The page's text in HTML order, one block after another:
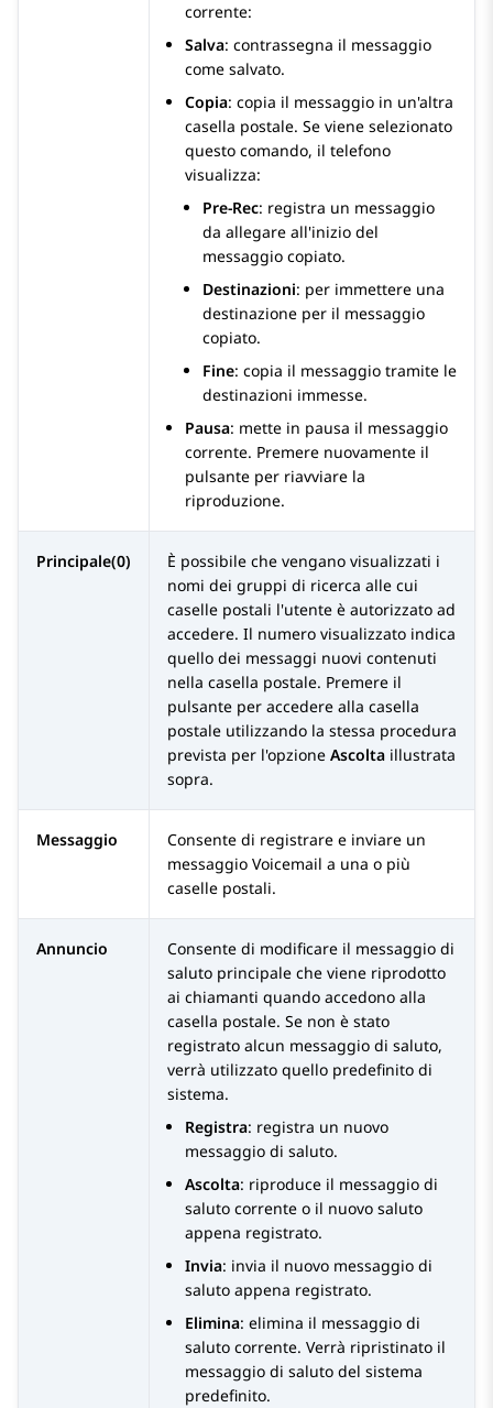
corrente:
Salva: contrassegna il messaggio
come salvato.
Copia: copia il messaggio in un'altra
casella postale. Se viene selezionato
questo comando, il telefono
visualizza:
Pre-Rec: registra un messaggio
da allegare all'inizio del
messaggio copiato.
Destinazioni: per immettere una
destinazione per il messaggio
copiato.
Fine: copia il messaggio tramite le
destinazioni immesse.
Pausa: mette in pausa il messaggio
corrente. Premere nuovamente il
pulsante per riavviare la
riproduzione.
Principale(0)
È possibile che vengano visualizzati i
nomi dei gruppi di ricerca alle cui
caselle postali l'utente è autorizzato ad
accedere. Il numero visualizzato indica
quello dei messaggi nuovi contenuti
nella casella postale. Premere il
pulsante per accedere alla casella
postale utilizzando la stessa procedura
prevista per l'opzione Ascolta illustrata
sopra.
Messaggio
Consente di registrare e inviare un
messaggio Voicemail a una o più
caselle postali.
Annuncio
Consente di modificare il messaggio di
saluto principale che viene riprodotto
ai chiamanti quando accedono alla
casella postale. Se non è stato
registrato alcun messaggio di saluto,
verrà utilizzato quello predefinito di
sistema.
Registra: registra un nuovo
messaggio di saluto.
Ascolta: riproduce il messaggio di
saluto corrente o il nuovo saluto
appena registrato.
Invia: invia il nuovo messaggio di
saluto appena registrato.
Elimina: elimina il messaggio di
saluto corrente. Verrà ripristinato il
messaggio di saluto del sistema
predefinito.